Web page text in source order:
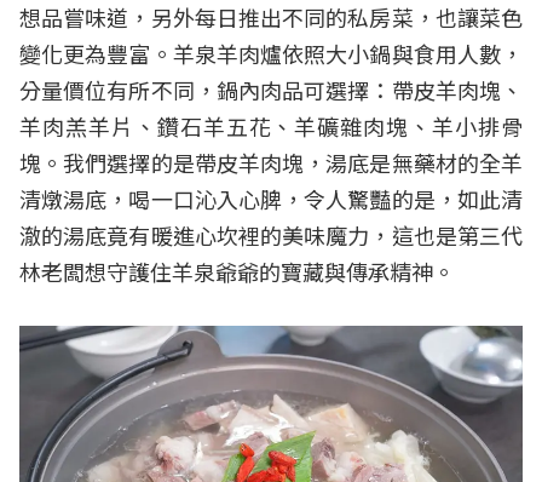
想品嘗味道，另外每日推出不同的私房菜，也讓菜色
變化更為豐富。羊泉羊肉爐依照大小鍋與食用人數，
分量價位有所不同，鍋內肉品可選擇：帶皮羊肉塊、
羊肉羔羊片、鑽石羊五花、羊礦雜肉塊、羊小排骨
塊。我們選擇的是帶皮羊肉塊，湯底是無藥材的全羊
清燉湯底，喝一口沁入心脾，令人驚豔的是，如此清
澈的湯底竟有暖進心坎裡的美味魔力，這也是第三代
林老闆想守護住羊泉爺爺的寶藏與傳承精神。